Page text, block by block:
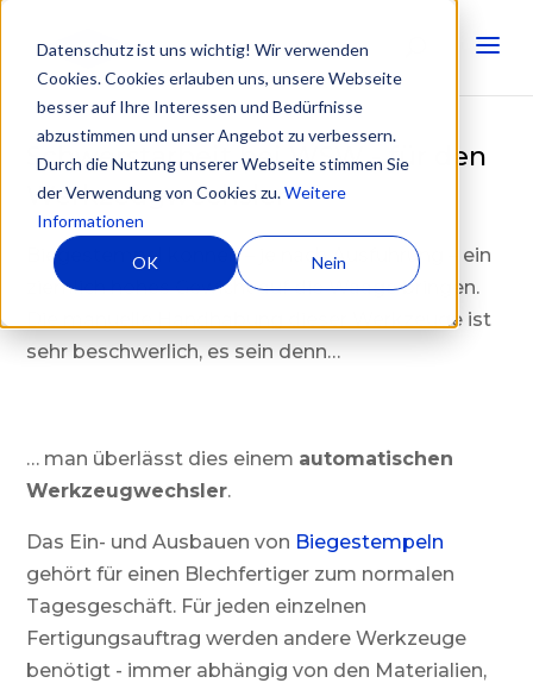
Datenschutz ist uns wichtig! Wir verwenden
Cookies. Cookies erlauben uns, unsere Webseite
besser auf Ihre Interessen und Bedürfnisse
abzustimmen und unser Angebot zu verbessern.
Durch die Nutzung unserer Webseite stimmen Sie
der Verwendung von Cookies zu.Weitere
Informationen
OK Nein
Schwerstarbeit bei WSW - für den
Werkzeugwechsler
Biegestempel können – je nach Ausführung – ein
ziemlich hohes Gewicht auf die Waage bringen.
Die manuelle Handhabung dieser Werkzeuge ist
sehr beschwerlich, es sein denn…
… man überlässt dies einem automatischen
Werkzeugwechsler.
Das Ein- und Ausbauen von Biegestempeln
gehört für einen Blechfertiger zum normalen
Tagesgeschäft. Für jeden einzelnen
Fertigungsauftrag werden andere Werkzeuge
benötigt - immer abhängig von den Materialien,